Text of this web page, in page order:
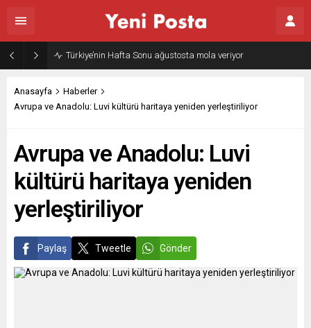
Gazze’nin geleceği: Teknokratik kontrol mü, kolonializm mi?
Anasayfa
Haberler
Avrupa ve Anadolu: Luvi kültürü haritaya yeniden yerleştiriliyor
Avrupa ve Anadolu: Luvi
kültürü haritaya yeniden
yerleştiriliyor
Paylaş Tweetle Gönder